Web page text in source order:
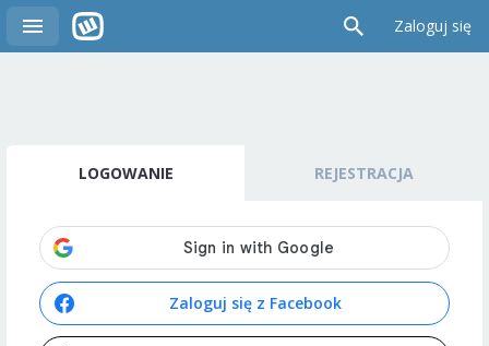
Zaloguj się
LOGOWANIE REJESTRACJA
Zaloguj się z Facebook